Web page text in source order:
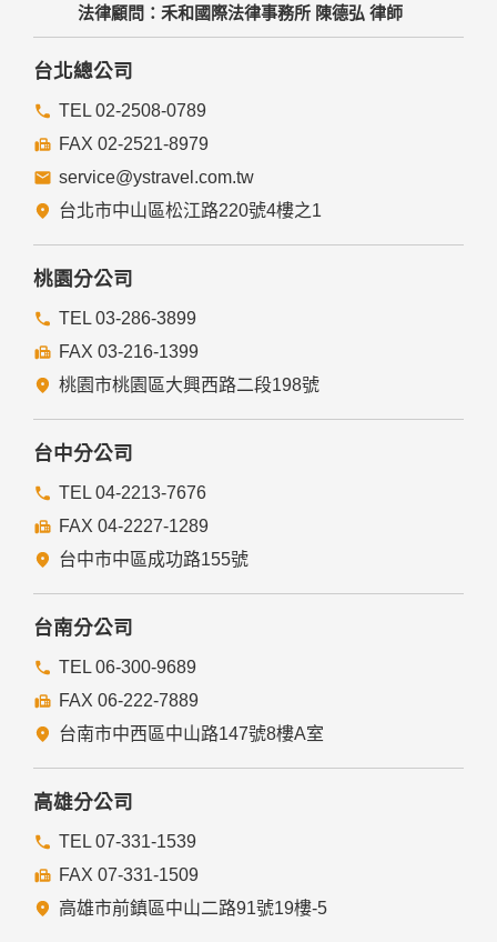
法律顧問：禾和國際法律事務所 陳德弘 律師
台北總公司
TEL 02-2508-0789
FAX 02-2521-8979
service@ystravel.com.tw
台北市中山區松江路220號4樓之1
桃園分公司
TEL 03-286-3899
FAX 03-216-1399
桃園市桃園區大興西路二段198號
台中分公司
TEL 04-2213-7676
FAX 04-2227-1289
台中市中區成功路155號
台南分公司
TEL 06-300-9689
FAX 06-222-7889
台南市中西區中山路147號8樓A室
高雄分公司
TEL 07-331-1539
FAX 07-331-1509
高雄市前鎮區中山二路91號19樓-5